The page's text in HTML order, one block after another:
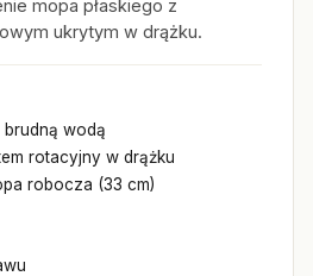
mopa płaskiego z
ukrytym w drążku.
brudną wodą
rotacyjny w drążku
robocza (33 cm)